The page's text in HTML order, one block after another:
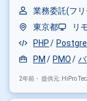
業務委託(フ
東京都
リ
PHP
PM
PMO
2年前・ 提供元: HiPro